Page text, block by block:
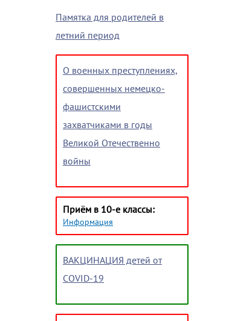
Памятка для родителей в
летний период
О военных преступлениях,
совершенных немецко-
фашистскими
захватчиками в годы
Великой Отечественно
войны
Приём в 10-е классы:
Информация
ВАКЦИНАЦИЯ детей от
COVID-19